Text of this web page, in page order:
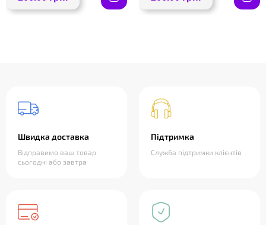
Швидка доставка
Відправимо ваш товар
сьогодні або завтра
Підтримка
Служба підтримки клієнтів